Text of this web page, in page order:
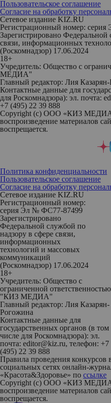
Пользовательское соглашение
Согласие на обработку
Сетевое издание KIZ.RU
Регистрационный номер:
Зарегистрировано
связи, информационных
(Роскомнадзор) 17.06.2024
18+
Учредитель: Общество с
МЕДИА"
Главный редактор: Лия
Контактные данные для
для Роскомнадзора): эл. почта:
+7 (495) 22 39 888
Copyright (с) ООО «КИЗ
воспроизведение материалов
воспрещается.
Политика конфиденциальности
Пользовательское соглашение
Согласие на обработку
Сетевое издание KIZ.RU
Регистрационный номер:
серия Эл № ФС77-87499
Зарегистрировано
Федеральной службой по
надзору в сфере связи,
информационных
технологий и массовых
коммуникаций
(Роскомнадзор) 17.06.2024
18+
Учредитель: Общество с
ограниченной ответственностью
"КИЗ МЕДИА"
Главный редактор: Лия Казарян-
Рогожина
Контактные данные для
государственных органов (в том
числе для Роскомнадзора): эл.
почта: editor@kiz.ru, телефон: +7
(495) 22 39 888
Правила проведения конкурсов
социальных сетях онлайн-
«Красота&Здоровье» по ссылке
Copyright (с) ООО «КИЗ
воспроизведение материалов
воспрещается.